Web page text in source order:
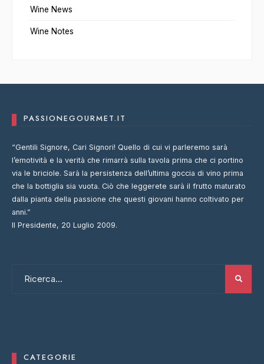
Wine News
Wine Notes
PASSIONEGOURMET.IT
“Gentili Signore, Cari Signori! Quello di cui vi parleremo sarà
l’emotività e la verità che rimarrà sulla tavola prima che ci portino
via le briciole. Sarà la persistenza dell’ultima goccia di vino prima
che la bottiglia sia vuota. Ciò che leggerete sarà il frutto maturato
dalla pianta della passione che questi giovani hanno coltivato per
anni.”
Il Presidente, 20 Luglio 2009.
CATEGORIE